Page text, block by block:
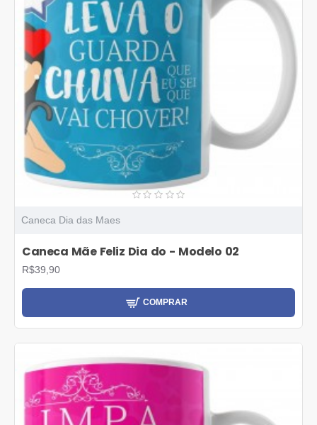
Caneca Dia das Maes
Caneca Mãe Feliz Dia do - Modelo 02
R$39,90
COMPRAR